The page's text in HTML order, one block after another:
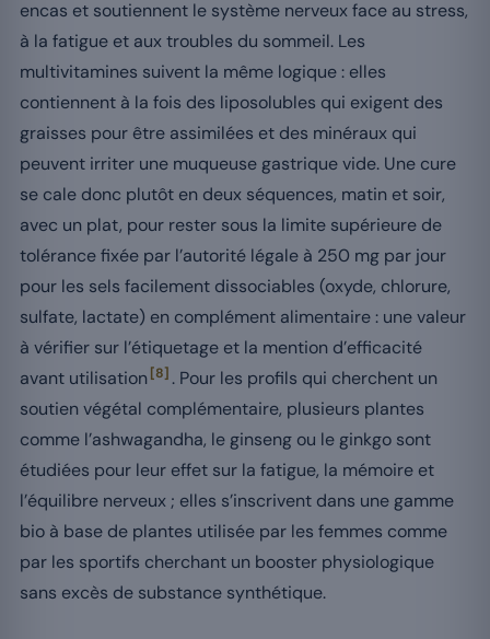
encas et soutiennent le système nerveux face au stress,
à la fatigue et aux troubles du sommeil. Les
multivitamines suivent la même logique : elles
contiennent à la fois des liposolubles qui exigent des
graisses pour être assimilées et des minéraux qui
peuvent irriter une muqueuse gastrique vide. Une cure
se cale donc plutôt en deux séquences, matin et soir,
avec un plat, pour rester sous la limite supérieure de
tolérance fixée par l’autorité légale à 250 mg par jour
pour les sels facilement dissociables (oxyde, chlorure,
sulfate, lactate) en complément alimentaire : une valeur
à vérifier sur l’étiquetage et la mention d’efficacité
avant utilisation [8] . Pour les profils qui cherchent un
soutien végétal complémentaire, plusieurs plantes
comme l’ashwagandha, le ginseng ou le ginkgo sont
étudiées pour leur effet sur la fatigue, la mémoire et
l’équilibre nerveux ; elles s’inscrivent dans une gamme
bio à base de plantes utilisée par les femmes comme
par les sportifs cherchant un booster physiologique
sans excès de substance synthétique.